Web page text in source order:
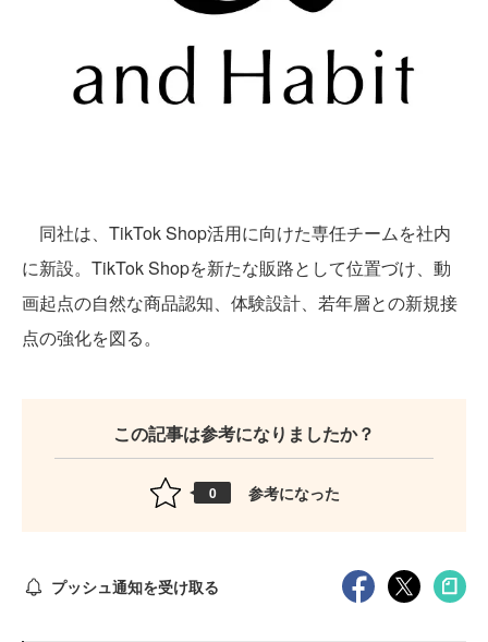
同社は、TikTok Shop活用に向けた専任チームを社内
に新設。TikTok Shopを新たな販路として位置づけ、動
画起点の自然な商品認知、体験設計、若年層との新規接
点の強化を図る。
この記事は参考になりましたか？
0 参考になった
プッシュ通知を受け取る